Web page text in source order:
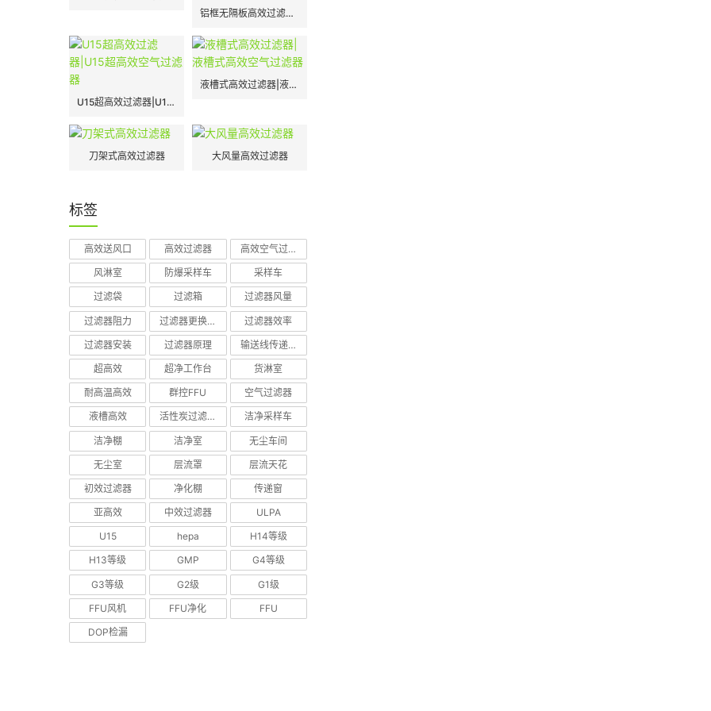
铝框无隔板高效过滤器|H13|H14
U15超高效过滤器|U15超高效空气过滤器
液槽式高效过滤器|液槽式高效空气过滤器
刀架式高效过滤器 大风量高效过滤器
标签
高效送风口 高效过滤器 高效空气过滤器
风淋室 防爆采样车 采样车
过滤袋 过滤箱 过滤器风量
过滤器阻力 过滤器更换周期 过滤器效率
过滤器安装 过滤器原理 输送线传递窗
超高效 超净工作台 货淋室
耐高温高效 群控FFU 空气过滤器
液槽高效 活性炭过滤器 洁净采样车
洁净棚 洁净室 无尘车间
无尘室 层流罩 层流天花
初效过滤器 净化棚 传递窗
亚高效 中效过滤器 ULPA
U15 hepa H14等级
H13等级 GMP G4等级
G3等级 G2级 G1级
FFU风机 FFU净化 FFU
DOP检漏